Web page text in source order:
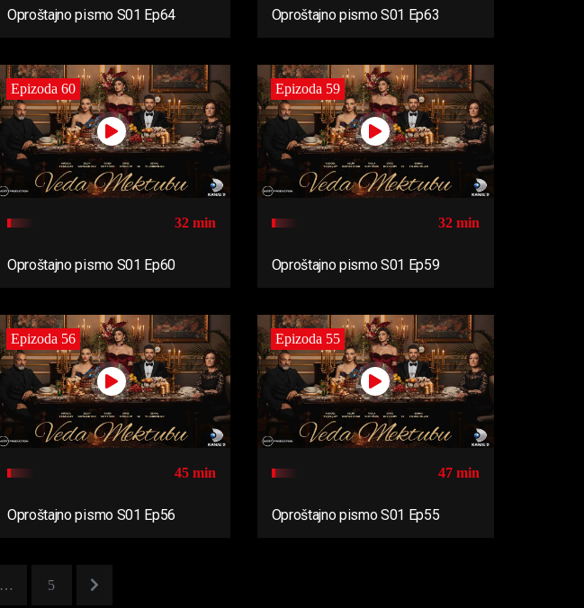
Oproštajno pismo S01 Ep64 Oproštajno pismo S01 Ep63
Epizoda 60
32 min
Oproštajno pismo S01 Ep60
Epizoda 59
32 min
Oproštajno pismo S01 Ep59
Epizoda 56
45 min
Oproštajno pismo S01 Ep56
Epizoda 55
47 min
Oproštajno pismo S01 Ep55
… 5